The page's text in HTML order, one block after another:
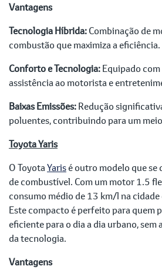
Vantagens
Tecnologia Híbrida:Combinação de
combustão que maximiza a eficiência.
Conforto e Tecnologia:Equipado
assistência ao motorista e
Baixas Emissões:Redução
poluentes, contribuindo para um
Toyota Yaris
O ToyotaYarisé outro modelo que se
de combustível. Com um motor 1.5
consumo médio de 13 km/l na
Este compacto é perfeito para quem
eficiente para o dia a dia urbano,
da tecnologia.
Vantagens